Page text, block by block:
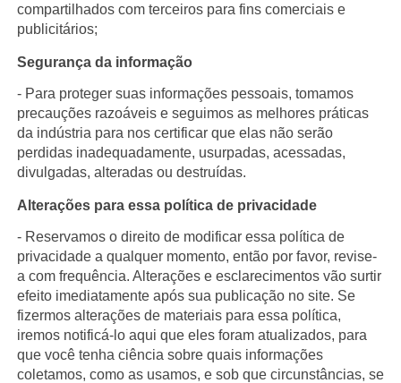
compartilhados com terceiros para fins comerciais e
publicitários;
Segurança da informação
- Para proteger suas informações pessoais, tomamos
precauções razoáveis e seguimos as melhores práticas
da indústria para nos certificar que elas não serão
perdidas inadequadamente, usurpadas, acessadas,
divulgadas, alteradas ou destruídas.
Alterações para essa política de privacidade
- Reservamos o direito de modificar essa política de
privacidade a qualquer momento, então por favor, revise-
a com frequência. Alterações e esclarecimentos vão surtir
efeito imediatamente após sua publicação no site. Se
fizermos alterações de materiais para essa política,
iremos notificá-lo aqui que eles foram atualizados, para
que você tenha ciência sobre quais informações
coletamos, como as usamos, e sob que circunstâncias, se